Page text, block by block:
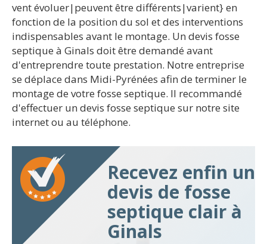
vent évoluer|peuvent être différents|varient} en
fonction de la position du sol et des interventions
indispensables avant le montage. Un devis fosse
septique à Ginals doit être demandé avant
d'entreprendre toute prestation. Notre entreprise
se déplace dans Midi-Pyrénées afin de terminer le
montage de votre fosse septique. Il recommandé
d'effectuer un devis fosse septique sur notre site
internet ou au téléphone.
Recevez enfin un
devis de fosse
septique clair à
Ginals